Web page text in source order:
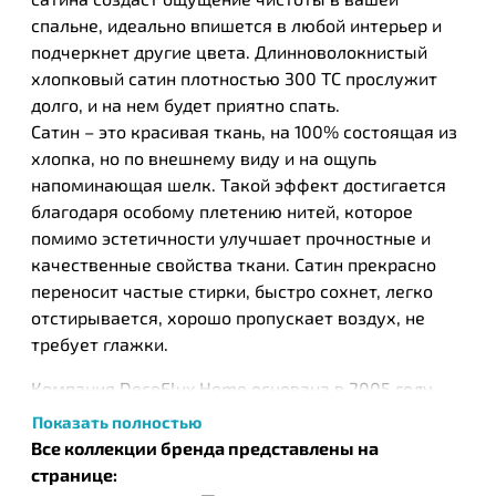
спальне, идеально впишется в любой интерьер и
подчеркнет другие цвета. Длинноволокнистый
хлопковый сатин плотностью 300 ТС прослужит
долго, и на нем будет приятно спать.
Сатин – это красивая ткань, на 100% состоящая из
хлопка, но по внешнему виду и на ощупь
напоминающая шелк. Такой эффект достигается
благодаря особому плетению нитей, которое
помимо эстетичности улучшает прочностные и
качественные свойства ткани. Сатин прекрасно
переносит частые стирки, быстро сохнет, легко
отстирывается, хорошо пропускает воздух, не
требует глажки.
Компания DecoFlux Home основана в 2005 году.
Клиентам предлагается высококачественное и
уникальное постельное белье с эксклюзивным
Показать полностью
Все коллекции бренда представлены на
странице: